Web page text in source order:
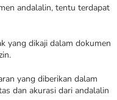
andalalin, tentu terdapat
yang dikaji dalam dokumen
yang diberikan dalam
dan akurasi dari andalalin